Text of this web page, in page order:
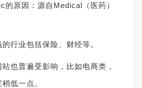
的原因：源自Medical（医药）
行业包括保险、财经等。
也普遍受影响，比如电商类，
低一点。